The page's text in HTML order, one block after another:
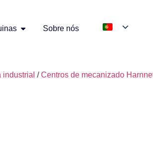
Sobre nós
/Centros de mecanizado